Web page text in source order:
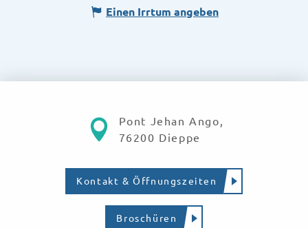
Einen Irrtum angeben
Pont Jehan Ango,
76200 Dieppe
Kontakt & Öffnungszeiten
Broschüren